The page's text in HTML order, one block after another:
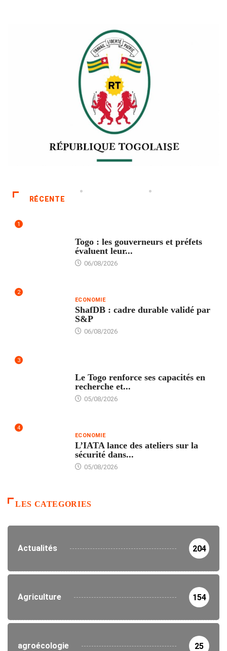
RÉCENTE
1
Togo : les gouverneurs et préfets
évaluent leur...
06/08/2026
2
ECONOMIE
ShafDB : cadre durable validé par
S&P
06/08/2026
3
Le Togo renforce ses capacités en
recherche et...
05/08/2026
4
ECONOMIE
L’IATA lance des ateliers sur la
sécurité dans...
05/08/2026
LES CATEGORIES
Actualités 204
Agriculture 154
agroécologie 25